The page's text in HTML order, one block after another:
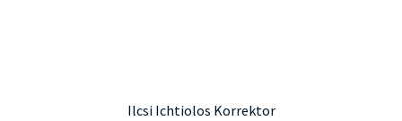
Ilcsi Ichtiolos Korrektor